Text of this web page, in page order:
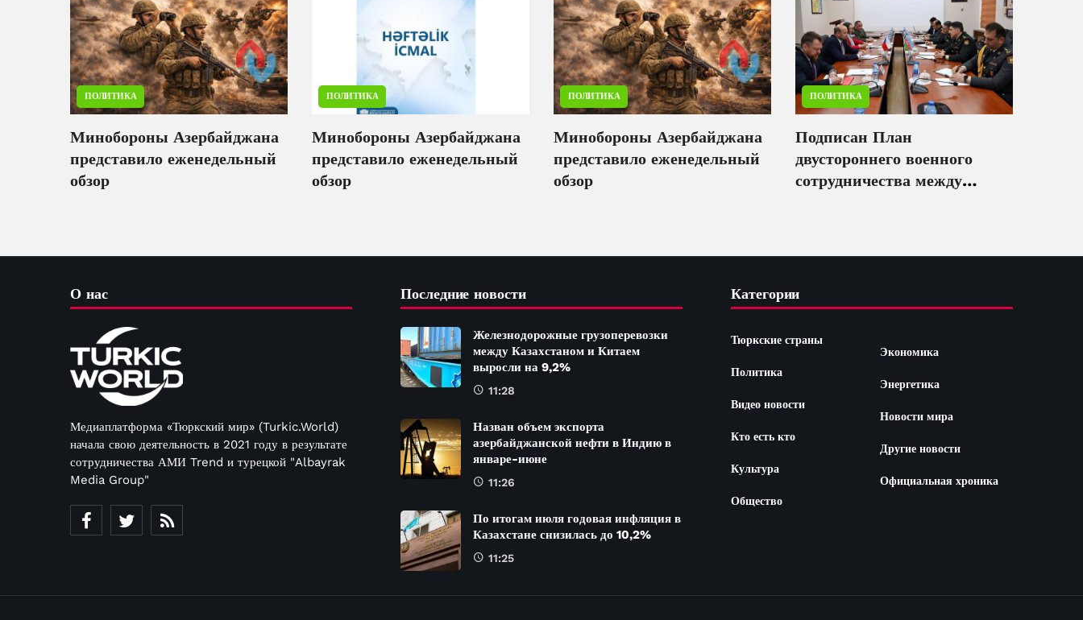
ПОЛИТИКА
Минобороны Азербайджана
представило еженедельный
обзор
ПОЛИТИКА
Минобороны Азербайджана
представило еженедельный
обзор
ПОЛИТИКА
Минобороны Азербайджана
представило еженедельный
обзор
ПОЛИТИКА
Подписан План
двустороннего военного
сотрудничества между
О нас
Медиаплатформа «Тюркский мир» (Turkic.World)
начала свою деятельность в 2021 году в результате
сотрудничества АМИ Trend и турецкой "Albayrak
Media Group"
Последние новости
Железнодорожные грузоперевозки
между Казахстаном и Китаем
выросли на 9,2%
11:28
Назван объем экспорта
азербайджанской нефти в Индию в
январе-июне
11:26
По итогам июля годовая инфляция в
Казахстане снизилась до 10,2%
11:25
Категории
Тюркские страны
Политика
Видео новости
Кто есть кто
Культура
Общество
Экономика
Энергетика
Новости мира
Другие новости
Официальная хроника